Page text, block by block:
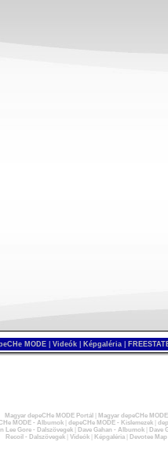
MODE Videók Képgaléria
Magyar depeCHe MODE Portál
Magyar depeCHe
MODE - Albumok| depeCHe MODE - Kislemezek|
Lee Gore - Dalszövegek| Dave Gahan - Albumok|
Dave
Recoil - Dalszövegek| Videók| Képgaléria| Devotee Map